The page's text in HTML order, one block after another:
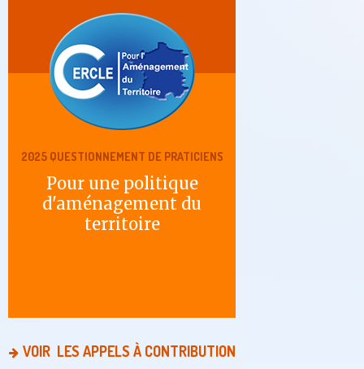
2025 QUESTIONNEMENT DE PRATICIENS
Pour une politique
d'aménagement du
territoire
VOIR LES APPELS À CONTRIBUTION